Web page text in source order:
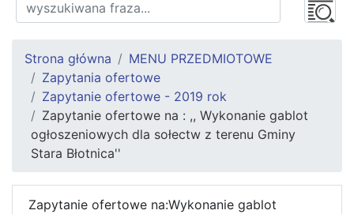
Strona główna
MENU PRZEDMIOTOWE
Zapytania ofertowe
Zapytanie ofertowe - 2019 rok
Zapytanie ofertowe na : ,, Wykonanie gablot
ogłoszeniowych dla sołectw z terenu Gminy
Stara Błotnica''
Zapytanie ofertowe na:Wykonanie gablot